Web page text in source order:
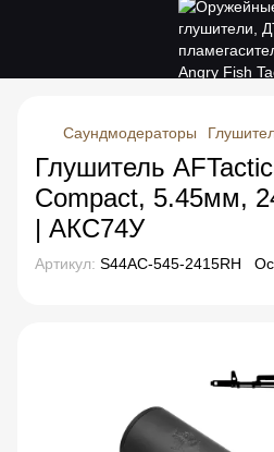
Саундмодераторы
Глушитель
Compact, 5.45мм,
| АКС74У
Артикул: S44AC-545-2415RH